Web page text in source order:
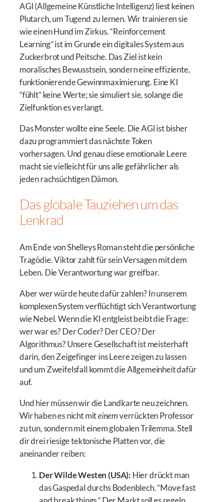
AGI (Allgemeine Künstliche Intelligenz) liest keinen
Plutarch, um Tugend zu lernen. Wir trainieren sie
wie einen Hund im Zirkus. “Reinforcement
Learning” ist im Grunde ein digitales System aus
Zuckerbrot und Peitsche. Das Ziel ist kein
moralisches Bewusstsein, sondern eine effiziente,
funktionierende Gewinnmaximierung. Eine KI
“fühlt” keine Werte; sie simuliert sie, solange die
Zielfunktion es verlangt.
Das Monster wollte eine Seele. Die AGI ist bisher
dazu programmiert das nächste Token
vorhersagen. Und genau diese emotionale Leere
macht sie vielleicht für uns alle gefährlicher als
jeden rachsüchtigen Dämon.
Das globale Tauziehen um das
Lenkrad
Am Ende von Shelleys Roman steht die persönliche
Tragödie. Viktor zahlt für sein Versagen mit dem
Leben. Die Verantwortung war greifbar.
Aber wer würde heute dafür zahlen? In unserem
komplexen System verflüchtigt sich Verantwortung
wie Nebel. Wenn die KI entgleist beibt die Frage:
wer war es? Der Coder? Der CEO? Der
Algorithmus? Unsere Gesellschaft ist meisterhaft
darin, den Zeigefinger ins Leere zeigen zu lassen
und um Zweifelsfall kommt die Allgemeinheit dafür
auf.
Und hier müssen wir die Landkarte neu zeichnen.
Wir haben es nicht miteinemverrückten Professor
zu tun, sondern mit einem globalen Trilemma. Stell
dir drei riesige tektonische Platten vor, die
aneinander reiben:
Der Wilde Westen (USA): Hier drückt man
das Gaspedal durchs Bodenblech. “Move fast